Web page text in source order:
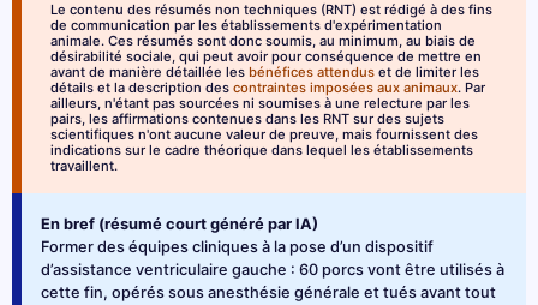
Le contenu des résumés non techniques (RNT) est rédigé à des fins
de communication par les établissements d'expérimentation
animale. Ces résumés sont donc soumis, au minimum, au biais de
désirabilité sociale, qui peut avoir pour conséquence de mettre en
avant de manière détaillée les bénéfices attendus et de limiter les
détails et la description des contraintes imposées aux animaux. Par
ailleurs, n'étant pas sourcées ni soumises à une relecture par les
pairs, les affirmations contenues dans les RNT sur des sujets
scientifiques n'ont aucune valeur de preuve, mais fournissent des
indications sur le cadre théorique dans lequel les établissements
travaillent.
En bref (résumé court généré par IA)
Former des équipes cliniques à la pose d’un dispositif
d’assistance ventriculaire gauche : 60 porcs vont être utilisés à
cette fin, opérés sous anesthésie générale et tués avant tout